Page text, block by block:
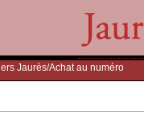
Jaurès/Achat au numéro